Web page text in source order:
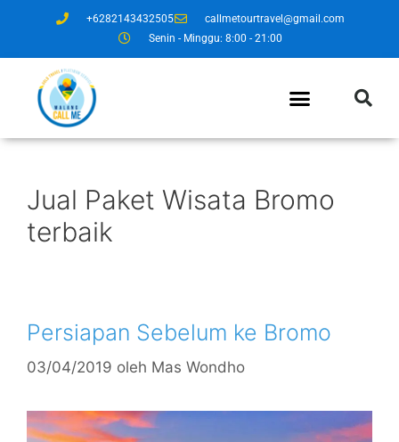
+6282143432505
callmetourtravel@gmail.com
Senin - Minggu: 8:00 - 21:00
Jual Paket Wisata Bromo
terbaik
Persiapan Sebelum ke Bromo
03/04/2019 oleh Mas Wondho